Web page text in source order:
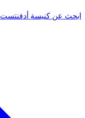
ابحث عن كنيسة أدفنتست